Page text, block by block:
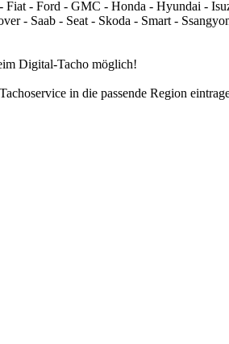
- Ford - GMC - Honda - Hyundai -
- Saab - Seat - Skoda - Smart -
Digital-Tacho möglich!
in die passende Region